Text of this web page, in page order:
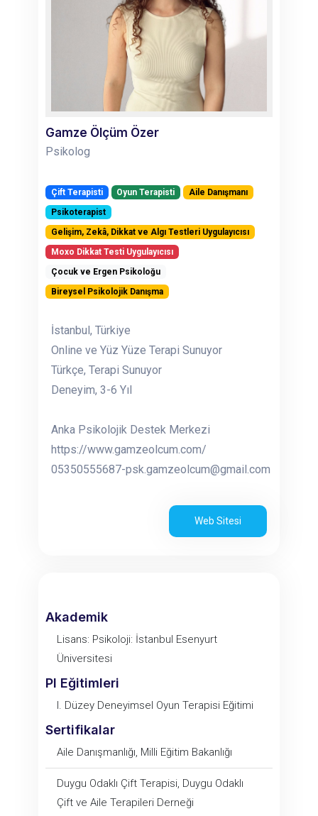
Gamze Ölçüm Özer
Psikolog
Çift Terapisti Oyun Terapisti
Aile Danışmanı
Psikoterapist
Gelişim, Zekâ, Dikkat ve Algı Testleri Uygulayıcısı
Moxo Dikkat Testi Uygulayıcısı
Çocuk ve Ergen Psikoloğu
Bireysel Psikolojik Danışma
İstanbul, Türkiye
Online ve Yüz Yüze Terapi Sunuyor
Türkçe, Terapi Sunuyor
Deneyim, 3-6 Yıl
Anka Psikolojik Destek Merkezi
https://www.gamzeolcum.com/
05350555687-psk.gamzeolcum@gmail.com
Web Sitesi
Akademik
Lisans: Psikoloji: İstanbul Esenyurt
Üniversitesi
PI Eğitimleri
I. Düzey Deneyimsel Oyun Terapisi Eğitimi
Sertifikalar
Aile Danışmanlığı, Milli Eğitim Bakanlığı
Duygu Odaklı Çift Terapisi, Duygu Odaklı
Çift ve Aile Terapileri Derneği